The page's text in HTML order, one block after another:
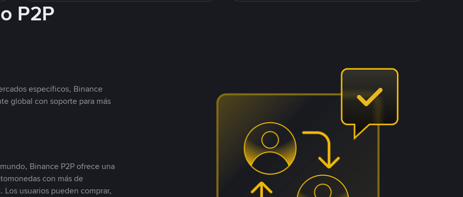
P2P
específicos, Binance
global con soporte para más
Binance P2P ofrece una
con más de
usuarios pueden comprar,